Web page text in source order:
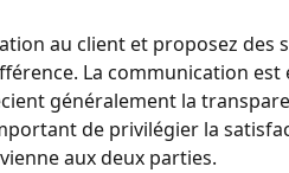
au client et proposez
La communication
généralement la
de privilégier la
aux deux parties.